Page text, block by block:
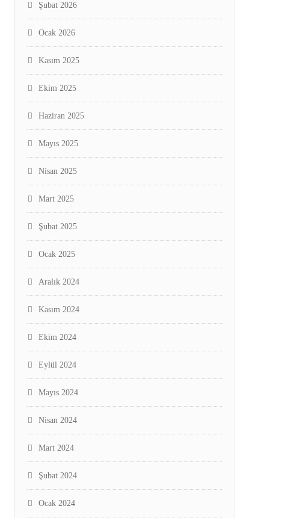
Şubat 2026
Ocak 2026
Kasım 2025
Ekim 2025
Haziran 2025
Mayıs 2025
Nisan 2025
Mart 2025
Şubat 2025
Ocak 2025
Aralık 2024
Kasım 2024
Ekim 2024
Eylül 2024
Mayıs 2024
Nisan 2024
Mart 2024
Şubat 2024
Ocak 2024